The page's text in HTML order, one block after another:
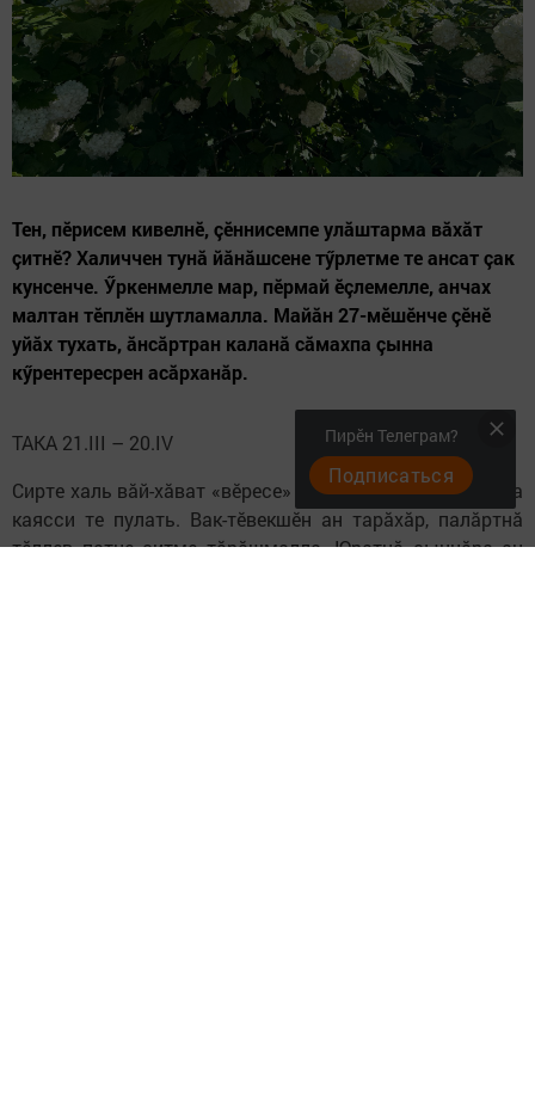
Тен, пӗрисем кивелнӗ, çӗннисемпе улăштарма вăхăт
çитнӗ? Халиччен тунă йăнăшсене тӳрлетме те ансат çак
кунсенче. Ӳркенмелле мар, пӗрмай ӗçлемелле, анчах
малтан тӗплӗн шутламалла. Майăн 27-мӗшӗнче çӗнӗ
уйăх тухать, ăнсăртран каланă сăмахпа çынна
кӳрентересрен асăрханăр.
ТАКА 21.III – 20.IV
Сирте халь вăй-хăват «вӗресе» тăрать, тăрук шăртланса
каясси те пулать. Вак-тӗвекшӗн ан тарăхăр, палăртнă
тӗллев патне çитме тăрăшмалла. Юратнă çыннăра ан
Пирӗн Телеграм?
Подписаться